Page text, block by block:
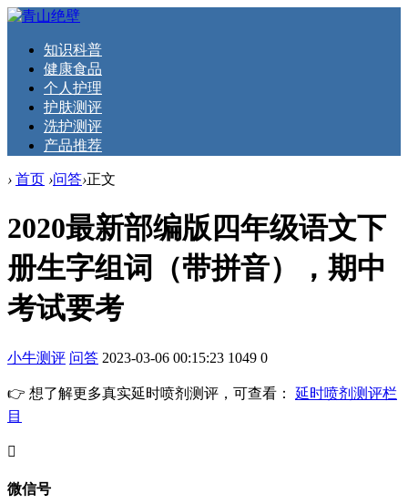
知识科普
健康食品
个人护理
护肤测评
洗护测评
产品推荐
› 首页 ›问答›正文
2020最新部编版四年级语文下
册生字组词（带拼音），期中
考试要考
小牛测评 问答 2023-03-06 00:15:23 1049 0
👉 想了解更多真实延时喷剂测评，可查看： 延时喷剂测评栏
目
󦘖
微信号